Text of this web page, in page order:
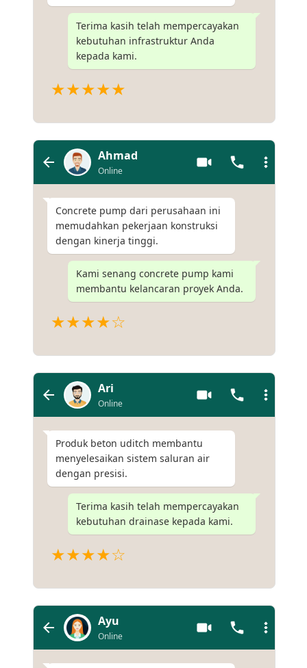
Terima kasih telah mempercayakan
kebutuhan infrastruktur Anda
kepada kami.
★★★★★
Ahmad
Online
Concrete pump dari perusahaan ini
memudahkan pekerjaan konstruksi
dengan kinerja tinggi.
Kami senang concrete pump kami
membantu kelancaran proyek Anda.
★★★★☆
Ari
Online
Produk beton uditch membantu
menyelesaikan sistem saluran air
dengan presisi.
Terima kasih telah mempercayakan
kebutuhan drainase kepada kami.
★★★★☆
Ayu
Online